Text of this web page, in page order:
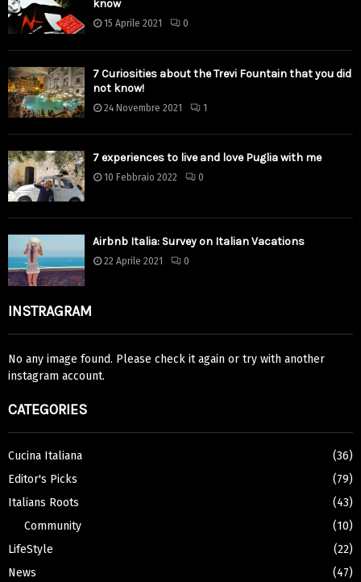
know
15 Aprile 2021 0
7 Curiosities about the Trevi Fountain that you did
not know!
24 Novembre 2021 1
7 experiences to live and love Puglia with me
10 Febbraio 2022 0
Airbnb Italia: Survey on Italian Vacations
22 Aprile 2021 0
INSTRAGRAM
No any image found. Please check it again or try with another
instagram account.
CATEGORIES
Cucina Italiana
(36)
Editor's Picks
(79)
Italians Roots
(43)
Community
(10)
LifeStyle
(22)
News
(47)